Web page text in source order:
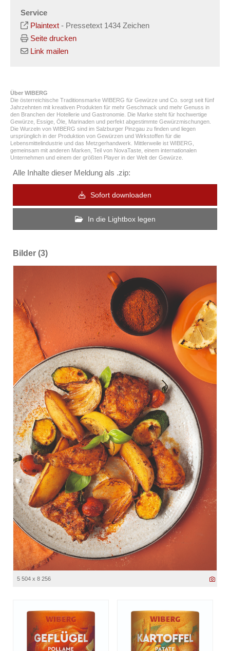
Service
Plaintext - Pressetext 1434 Zeichen
Seite drucken
Link mailen
Über WIBERG
Die österreichische Traditionsmarke WIBERG für Gewürze und Co. sorgt seit fünf
Jahrzehnten mit kreativen Produkten für mehr Geschmack und mehr Genuss in
den Branchen der Hotellerie und Gastronomie. Die Marke steht für hochwertige
Gewürze, Essige, Öle, Marinaden und perfekt abgestimmte Gewürzmischungen.
Die Wurzeln von WIBERG sind im Salzburger Pinzgau zu finden und liegen
ursprünglich in der Produktion von Gewürzen und Wirkstoffen für die
Lebensmittelindustrie und das Metzgerhandwerk. Mittlerweile ist WIBERG,
gemeinsam mit anderen Marken, Teil von NovaTaste, einem internationalen
Unternehmen und einem der größten Player in der Welt der Gewürze.
Alle Inhalte dieser Meldung als .zip:
Sofort downloaden
In die Lightbox legen
Bilder (3)
5 504 x 8 256